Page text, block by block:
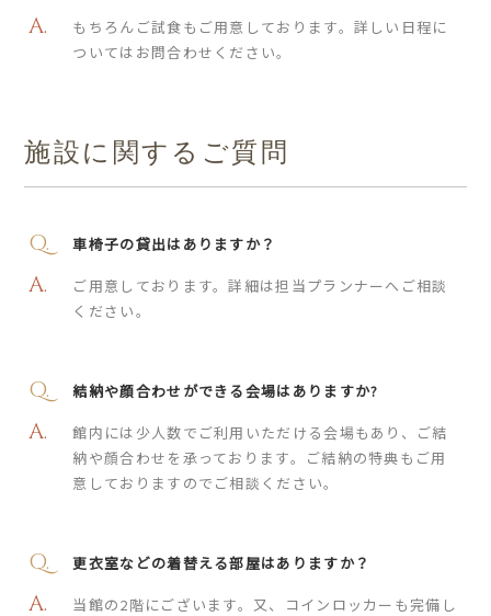
もちろんご試食もご用意しております。詳しい日程に
ついてはお問合わせください。
施設に関するご質問
車椅子の貸出はありますか？
ご用意しております。詳細は担当プランナーへご相談
ください。
結納や顔合わせができる会場はありますか?
館内には少人数でご利用いただける会場もあり、ご結
納や顔合わせを承っております。ご結納の特典もご用
意しておりますのでご相談ください。
更衣室などの着替える部屋はありますか？
当館の2階にございます。又、コインロッカーも完備し